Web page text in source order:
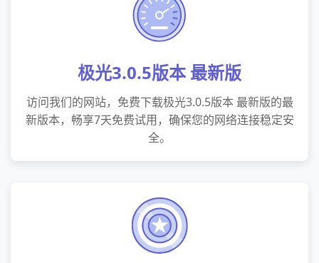
极光3.0.5版本 最新版
访问我们的网站，免费下载极光3.0.5版本 最新版的最
新版本，畅享7天免费试用，确保您的网络连接稳定安
全。